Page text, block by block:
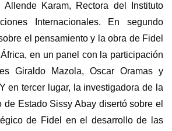
Allende Karam, Rectora del Instituto
Internacionales. En segundo
el pensamiento y la obra de Fidel
en un panel con la participación
Giraldo Mazola, Oscar Oramas y
en tercer lugar, la investigadora de la
Estado Sissy Abay disertó sobre el
de Fidel en el desarrollo de las